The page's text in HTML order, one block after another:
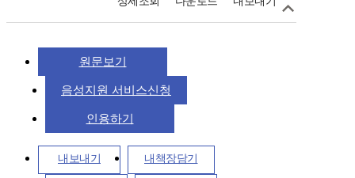
원문보기
음성지원 서비스신청
인용하기
내보내기 내책장담기